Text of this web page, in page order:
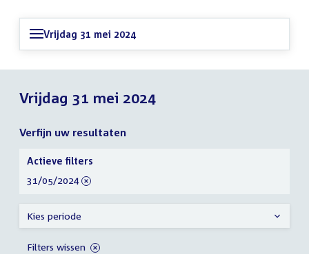
Vrijdag 31 mei 2024
Vrijdag 31 mei 2024
Verfijn uw resultaten
Verfijn
uw
resultaten
Actieve filters
verwijder
31/05/2024
Kies periode
Filters wissen